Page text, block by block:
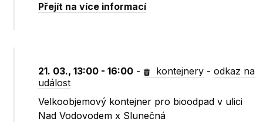
Přejít na více informací
21. 03., 13:00 - 16:00 - kontejnery -odkaz na
událost
Velkoobjemový kontejner pro bioodpad v ulici
Nad Vodovodem x Slunečná